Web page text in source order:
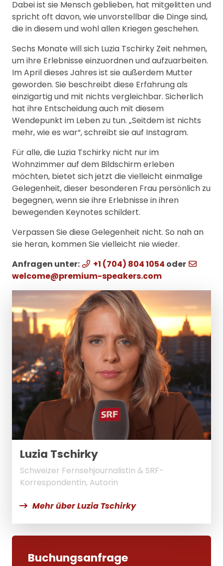
Dabei ist sie Mensch geblieben, hat mitgelitten und
spricht oft davon, wie unvorstellbar die Dinge sind,
die in diesem und wohl allen Kriegen geschehen.
Sechs Monate will sich Luzia Tschirky Zeit nehmen,
um ihre Erlebnisse einzuordnen und aufzuarbeiten.
Im April dieses Jahres ist sie außerdem Mutter
geworden. Sie beschreibt diese Erfahrung als
einzigartig und mit nichts vergleichbar. Sicherlich
hat ihre Entscheidung auch mit diesem
Wendepunkt im Leben zu tun. „Seitdem ist nichts
mehr, wie es war“, schreibt sie auf Instagram.
Für alle, die Luzia Tschirky nicht nur im
Wohnzimmer auf dem Bildschirm erleben
möchten, bietet sich jetzt die vielleicht einmalige
Gelegenheit, dieser besonderen Frau persönlich zu
begegnen, wenn sie ihre Erlebnisse in ihren
bewegenden Keynotes schildert.
Verpassen Sie diese Gelegenheit nicht. So nah an
sie heran, kommen Sie vielleicht nie wieder.
Anfragen unter:
+1 (704) 804 1054 oder
welcome@premium-speakers.com
Luzia Tschirky
Schweizer Fernsehjournalistin & SRF-
Korrespondentin, Autorin
Mehr über Luzia Tschirky
Buchungsanfrage